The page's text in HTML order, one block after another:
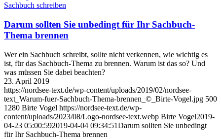
Sachbuch schreiben
Darum sollten Sie unbedingt für Ihr Sachbuch-
Thema brennen
Wer ein Sachbuch schreibt, sollte nicht verkennen, wie wichtig es
ist, für das Sachbuch-Thema zu brennen. Warum ist das so? Und
was müssen Sie dabei beachten?
23. April 2019
https://nordsee-text.de/wp-content/uploads/2019/02/nordsee-
text_Warum-fuer-Sachbuch-Thema-brennen_©_Birte-Vogel.jpg 500
1280 Birte Vogel https://nordsee-text.de/wp-
content/uploads/2023/08/Logo-nordsee-text.webp Birte Vogel2019-
04-23 05:00:592019-04-04 09:34:51Darum sollten Sie unbedingt
für Ihr Sachbuch-Thema brennen